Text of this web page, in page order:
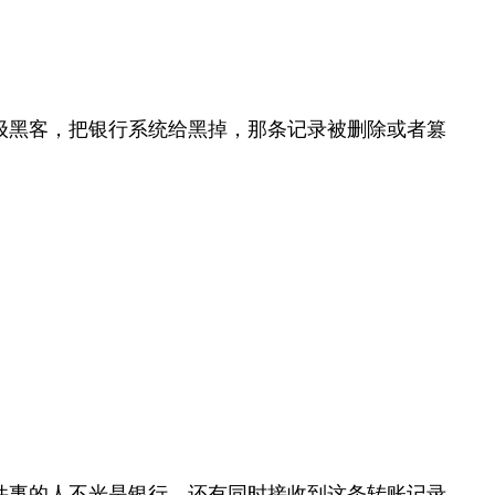
客，把银行系统给黑掉，那条记录被删除或者篡